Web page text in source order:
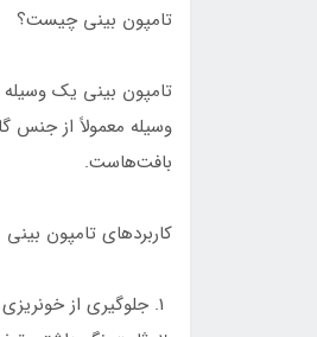
تامپون بینی چیست؟
تامپون بینی یک
وسیله معمولاً از جنس
بافت‌هاست.
کاربردهای تامپون بینی
جلوگیری از